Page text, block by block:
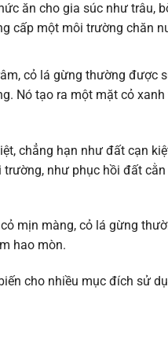
ăn cho gia súc như trâu,
cấp một môi trường chăn
cỏ lá gừng thường được
Nó tạo ra một mặt cỏ
chẳng hạn như đất cạn
như phục hồi đất
mịn màng, cỏ lá gừng
hao mòn.
cho nhiều mục đích sử